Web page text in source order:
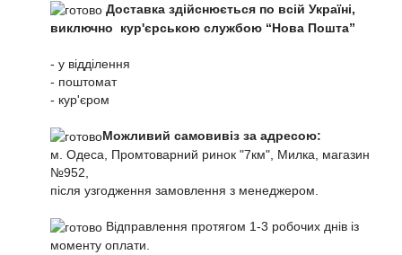
Доставка здійснюється по всій Україні,
виключно кур'єрською службою “Нова Пошта”
- у відділення
- поштомат
- кур'єром
Можливий самовивіз за адресою:
м. Одеса, Промтоварний ринок "7км", Милка, магазин
№952,
після узгодження замовлення з менеджером.
Відправлення протягом 1-3 робочих днів із
моменту оплати.